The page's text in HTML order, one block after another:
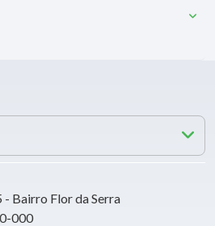
- Bairro Flor da Serra
000